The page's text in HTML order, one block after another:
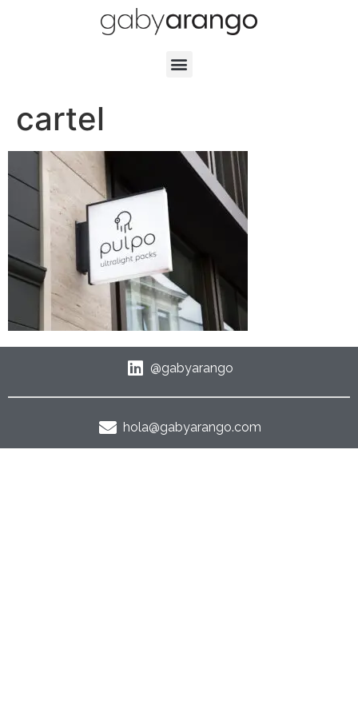
cartel
@gabyarango
hola@gabyarango.com